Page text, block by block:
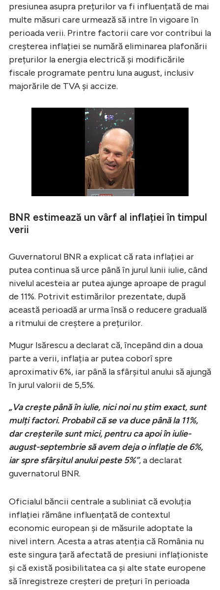
presiunea asupra prețurilor va fi influențată de mai
multe măsuri care urmează să intre în vigoare în
perioada verii. Printre factorii care vor contribui la
creșterea inflației se numără eliminarea plafonării
prețurilor la energia electrică și modificările
fiscale programate pentru luna august, inclusiv
majorările de TVA și accize.
BNR estimează un vârf al inflației în timpul
verii
Guvernatorul BNR a explicat că rata inflației ar
putea continua să urce până în jurul lunii iulie, când
nivelul acesteia ar putea ajunge aproape de pragul
de 11%. Potrivit estimărilor prezentate, după
această perioadă ar urma însă o reducere graduală
a ritmului de creștere a prețurilor.
Mugur Isărescu a declarat că, începând din a doua
parte a verii, inflația ar putea coborî spre
aproximativ 6%, iar până la sfârșitul anului să ajungă
în jurul valorii de 5,5%.
„Va crește până în iulie, nici noi nu știm exact, sunt
mulți factori. Probabil că se va duce până la 11%,
dar creșterile sunt mici, pentru ca apoi în iulie-
august-septembrie să avem deja o inflație de 6%,
iar spre sfârșitul anului peste 5%”, a declarat
guvernatorul BNR.
Oficialul băncii centrale a subliniat că evoluția
inflației rămâne influențată de contextul
economic european și de măsurile adoptate la
nivel intern. Acesta a atras atenția că România nu
este singura țară afectată de presiuni inflaționiste
și că există posibilitatea ca și alte state europene
să înregistreze creșteri de prețuri în perioada